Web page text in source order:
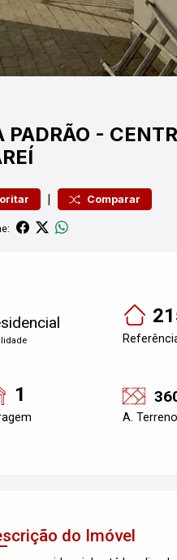
PADRÃO -
| Comparar
1
A. Terreno
do Imóvel